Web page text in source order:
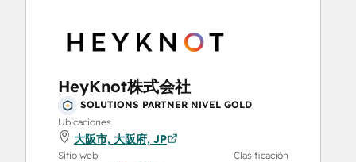
HeyKnot株式会社
SOLUTIONS PARTNER NIVEL GOLD
Ubicaciones
大阪市, 大阪府, JP
Sitio web Clasificación